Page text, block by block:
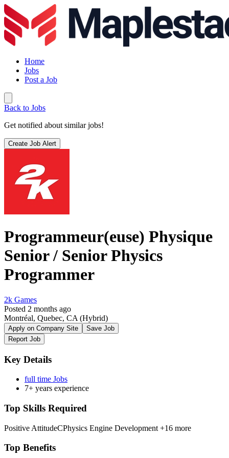
Home
Jobs
Post a Job
Back to Jobs
Get notified about similar jobs!
Create Job Alert
Programmeur(euse) Physique
Senior / Senior Physics
Programmer
2k Games
Posted 2 months ago
Montréal, Quebec, CA (Hybrid)
Apply on Company Site
Save Job
Report Job
Key Details
full time Jobs
7+ years experience
Top Skills Required
Positive AttitudeCPhysics Engine Development +16 more
Top Benefits